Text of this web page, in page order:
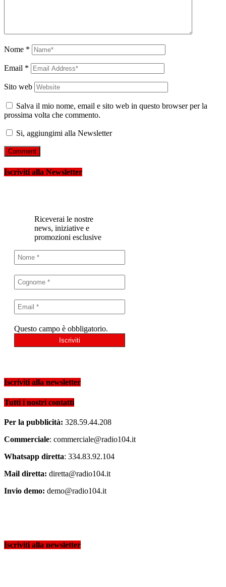
Nome *
Email *
Sito web
Salva il mio nome, email e sito web in questo browser per la
prossima volta che commento.
Si, aggiungimi alla Newsletter
Iscriviti alla Newsletter
Riceverai le nostre
news, iniziative e
promozioni esclusive
Questo campo è obbligatorio.
Iscriviti alla newsletter
Tutti i nostri contatti
Per la pubblicità: 328.59.44.208
Commerciale: commerciale@radio104.it
Whatsapp diretta: 334.83.92.104
Mail diretta: diretta@radio104.it
Invio demo: demo@radio104.it
Iscriviti alla newsletter